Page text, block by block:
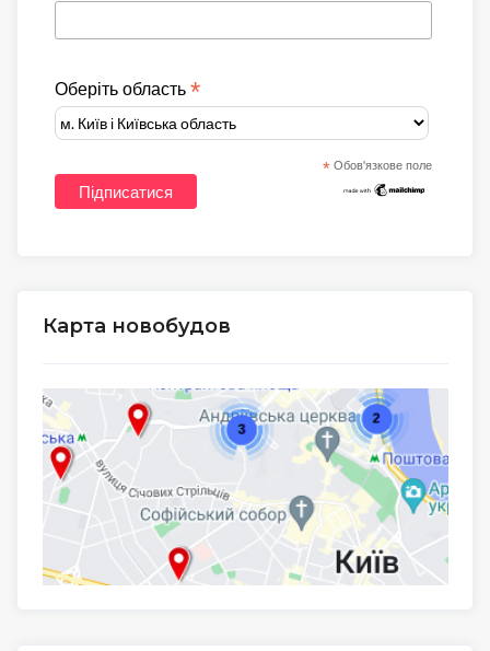
Оберіть область *
* Обов'язкове поле
Карта новобудов